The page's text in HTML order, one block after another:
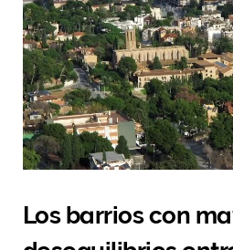
Los barrios con